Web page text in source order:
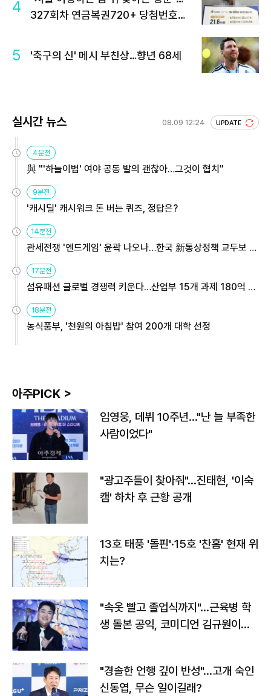
4
327회차 연금복권720+ 당첨번호조
5 '축구의 신' 메시 부친상…향년 68세
실시간 뉴스 08.09 12:24 UPDATE
4분전
與 "'하늘이법' 여야 공동 발의 괜찮아…그것이 협치"
9분전
'캐시딜' 캐시워크 돈 버는 퀴즈, 정답은?
14분전
관세전쟁 '엔드게임' 윤곽 나오나…한국 新통상정책 교두보 활
용해야
17분전
섬유패션 글로벌 경쟁력 키운다…산업부 15개 과제 180억 지
원
18분전
농식품부, '천원의 아침밥' 참여 200개 대학 선정
아주PICK >
임영웅, 데뷔 10주년…"난 늘 부족한
사람이었다"
"광고주들이 찾아줘"…진태현, '이숙
캠' 하차 후 근황 공개
13호 태풍 '돌핀'·15호 '찬홈' 현재 위
치는?
"속옷 빨고 졸업식까지"…근육병 학
생 돌본 공익, 코미디언 김규원이었
"경솔한 언행 깊이 반성"…고개 숙인
신동엽, 무슨 일이길래?